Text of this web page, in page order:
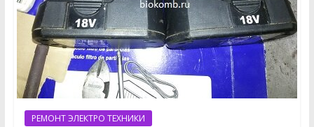
РЕМОНТ ЭЛЕКТРО ТЕХНИКИ